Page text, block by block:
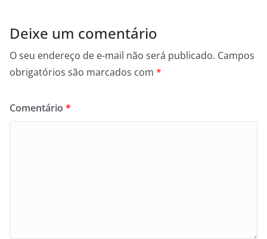
Deixe um comentário
O seu endereço de e-mail não será publicado. Campos
obrigatórios são marcados com *
Comentário *